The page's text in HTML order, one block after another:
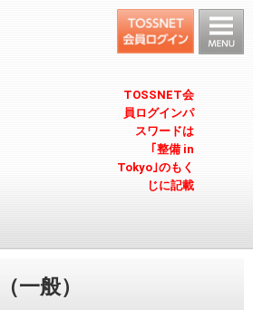
TOSSNET会
員ログインパ
スワードは
｢整備 in
Tokyo｣のもく
じに記載
一般）